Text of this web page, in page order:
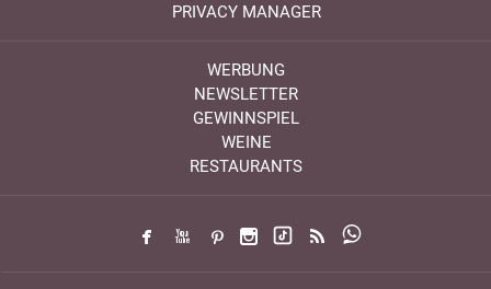
PRIVACY MANAGER
WERBUNG
NEWSLETTER
GEWINNSPIEL
WEINE
RESTAURANTS